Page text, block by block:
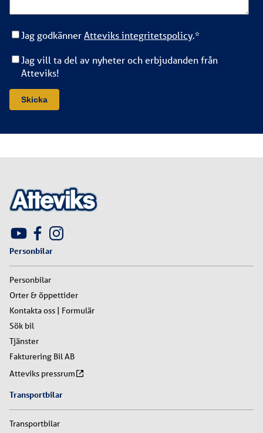
Jag godkännerAtteviks integritetspolicy.*
Jag vill ta del av nyheter och erbjudanden från
Atteviks!
Personbilar
Personbilar
Orter & öppettider
Kontakta oss | Formulär
Sök bil
Tjänster
Fakturering Bil AB
Atteviks pressrum
Transportbilar
Transportbilar